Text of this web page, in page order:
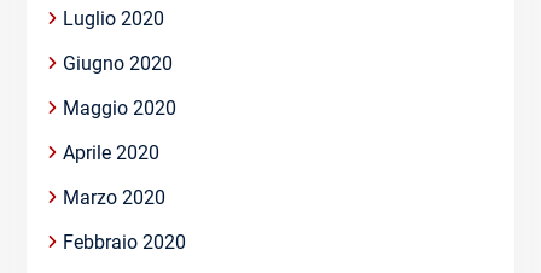
Luglio 2020
Giugno 2020
Maggio 2020
Aprile 2020
Marzo 2020
Febbraio 2020